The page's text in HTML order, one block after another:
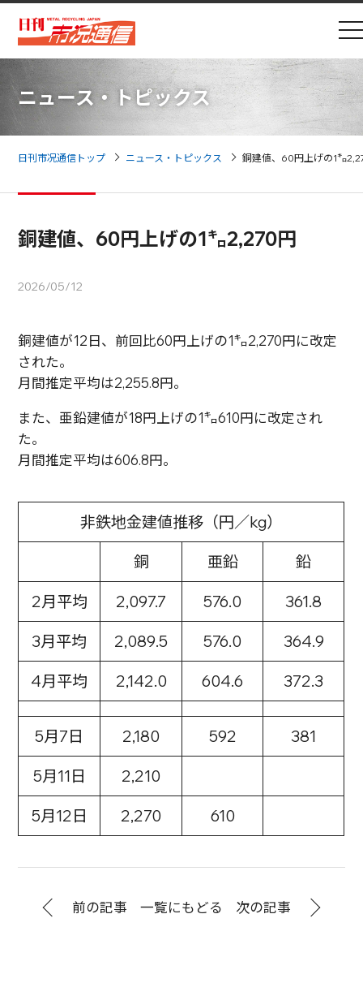
ニュース・トピックス
日刊市况通信トップ ニュース・トピックス 銅建値、60円上げの1㌔
銅建値、60円上げの1㌔2,270円
2026/05/12
銅建値が12日、前回比60円上げの1㌔2,270円に改定
された。
月間推定平均は2,255.8円。
また、亜鉛建値が18円上げの1㌔610円に改定され
た。
月間推定平均は606.8円。
非鉄地金建値推移（円／kg）
銅 亜鉛 鉛
2月平均 2,097.7 576.0 361.8
3月平均 2,089.5 576.0 364.9
4月平均 2,142.0 604.6 372.3
5月7日 2,180 592 381
5月11日 2,210
5月12日 2,270 610
前の記事 一覧にもどる 次の記事